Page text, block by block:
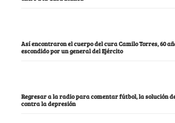
Así encontraron el cuerpo del cura Camilo Torres, 60
escondido por un general del Ejército
Regresar a la radio para comentar fútbol, la solución
contra la depresión